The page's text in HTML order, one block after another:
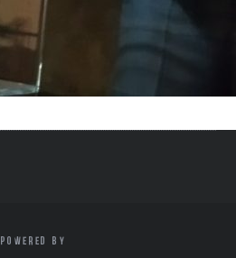
POWERED BY